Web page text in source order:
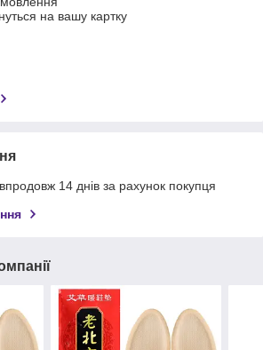
на вашу картку
14 днів за рахунок покупця